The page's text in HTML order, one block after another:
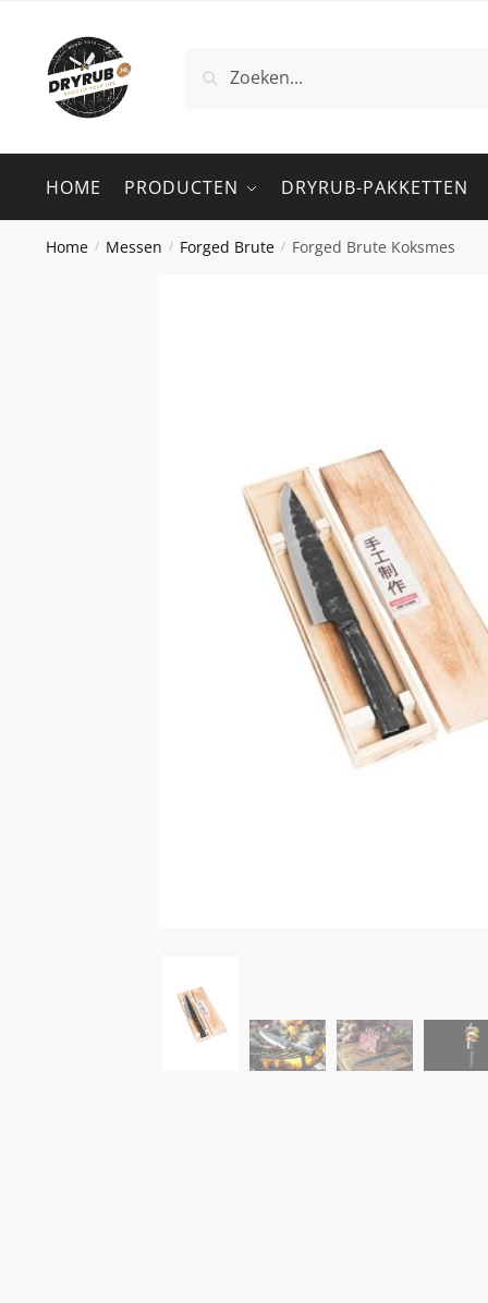
Zoeken
HOME PRODUCTEN DRYRUB-PAKKETTEN
Home / Messen / Forged Brute / Forged Brute Koksmes